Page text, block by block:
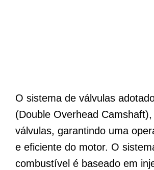
O sistema de válvulas
(Double Overhead
válvulas, garantindo uma
e eficiente do motor. O
combustível é baseado em